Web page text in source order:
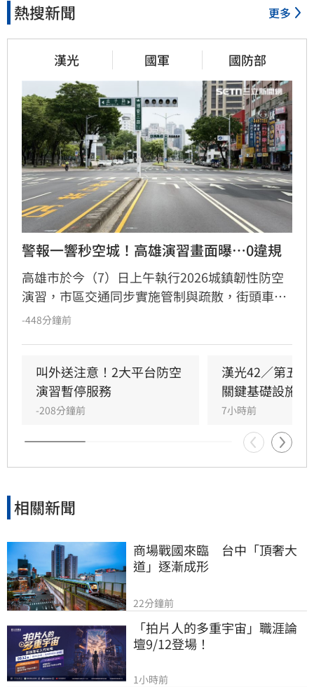
熱搜新聞 更多
漢光 國軍 國防部
警報一響秒空城！高雄演習畫面曝…0違規
高雄市於今（7）日上午執行2026城鎮韌性防空
演習，市區交通同步實施管制與疏散，街頭車輛
配合靠邊停放，民眾依指示進入避難場所，演習
護裝備僅有口罩，未來將強化配發頭盔與防護手
套等基礎設備，並結合社區訓練提升整體韌性。
此次演習涵蓋捷運、鐵路與高速公路，旅客與駕
駛皆配合引導避難，展現出高度的防災意識與城
市應變能力，演習圓滿落幕。
-448分鐘前
叫外送注意！2大平台防空
演習暫停服務
-208分鐘前
漢光42／第五
關鍵基礎設施防
7小時前
相關新聞
商場戰國來臨　台中「頂奢大
道」逐漸成形
22分鐘前
「拍片人的多重宇宙」職涯論
壇9/12登場！
1小時前